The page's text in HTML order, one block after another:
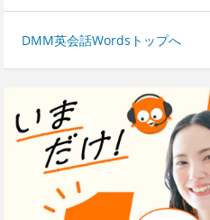
DMM英会話Wordsトップへ